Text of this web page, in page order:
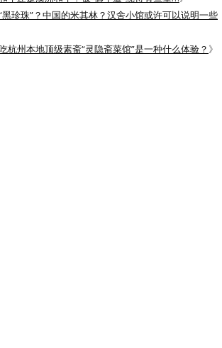
录状态
黑珍珠”？中国的米其林？汉舍小馆或许可以说明一些
杭州本地顶级素斋“灵隐斋菜馆”是一种什么体验？ 》